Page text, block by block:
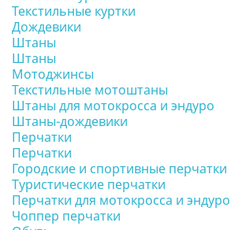
Текстильные куртки
Дождевики
Штаны
Штаны
Мотоджинсы
Текстильные мотоштаны
Штаны для мотокросса и эндуро
Штаны-дождевики
Перчатки
Перчатки
Городские и спортивные перчатки
Туристические перчатки
Перчатки для мотокросса и эндуро
Чоппер перчатки